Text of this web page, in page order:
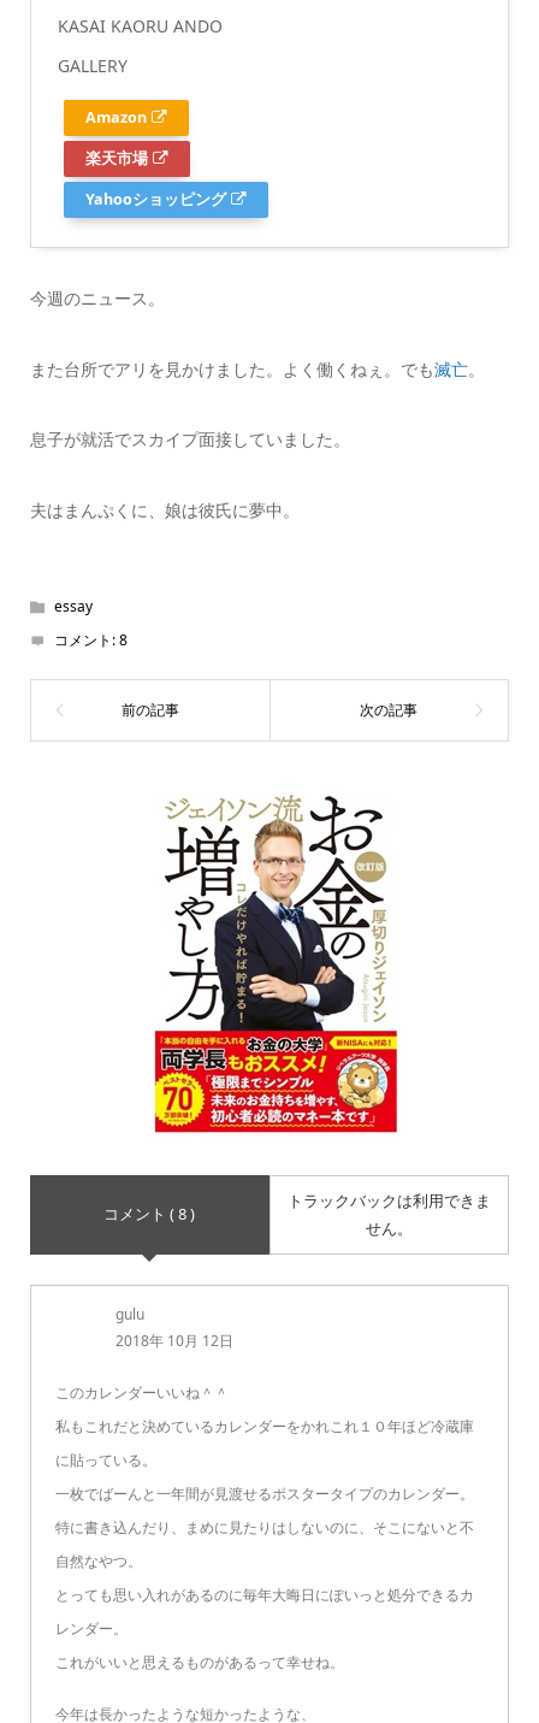
KASAI KAORU ANDO
GALLERY
Amazon
楽天市場
Yahooショッピング
今週のニュース。
また台所でアリを見かけました。よく働くねぇ。でも滅亡。
息子が就活でスカイプ面接していました。
夫はまんぷくに、娘は彼氏に夢中。
essay
コメント:8
コメント ( 8 )
トラックバックは利用できま
せん。
gulu
2018年 10月 12日
このカレンダーいいね＾＾
私もこれだと決めているカレンダーをかれこれ１０年ほど冷蔵庫
に貼っている。
一枚でばーんと一年間が見渡せるポスタータイプのカレンダー。
特に書き込んだり、まめに見たりはしないのに、そこにないと不
自然なやつ。
とっても思い入れがあるのに毎年大晦日にぽいっと処分できるカ
レンダー。
これがいいと思えるものがあるって幸せね。
今年は長かったような短かったような、